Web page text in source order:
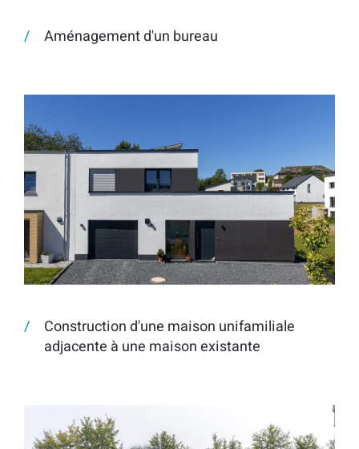
Aménagement d'un bureau
Construction d'une maison unifamiliale
adjacente à une maison existante